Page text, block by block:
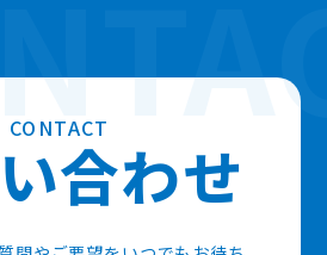
CONTACT
い合わせ